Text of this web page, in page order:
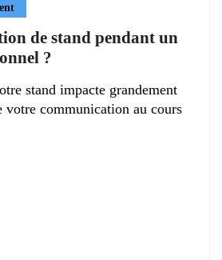
de stand pendant un
?
stand impacte grandement
votre communication au cours